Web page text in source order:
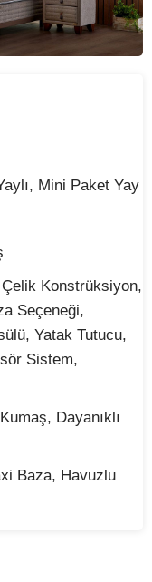
Mini Paket Yay
Konstrüksiyon,
Seçeneği,
Yatak Tutucu,
Sistem,
Dayanıklı
Baza, Havuzlu